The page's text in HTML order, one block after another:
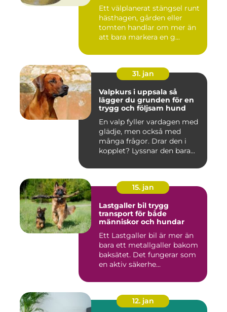
Ett välplanerat stängsel runt
hästhagen, gården eller
tomten handlar om mer än
att bara markera en g...
31. jan
Valpkurs i uppsala så
lägger du grunden för en
trygg och följsam hund
En valp fyller vardagen med
glädje, men också med
många frågor. Drar den i
kopplet? Lyssnar den bara...
15. jan
Lastgaller bil trygg
transport för både
människor och hundar
Ett Lastgaller bil är mer än
bara ett metallgaller bakom
baksätet. Det fungerar som
en aktiv säkerhe...
12. jan